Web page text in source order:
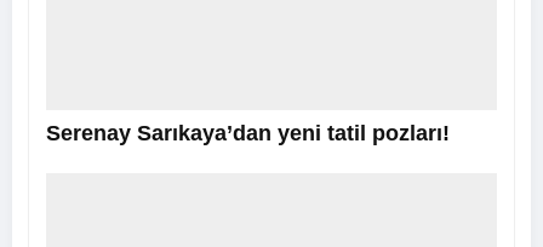
Serenay Sarıkaya’dan yeni tatil pozları!